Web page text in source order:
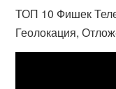
ТОП 10 Фишек
Геолокация,